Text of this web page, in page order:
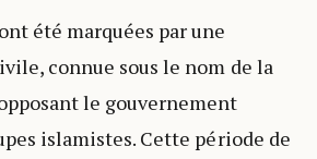
été marquées par une
connue sous le nom de la
le gouvernement
islamistes. Cette période de